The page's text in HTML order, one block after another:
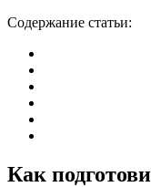
Содержание статьи:
Как